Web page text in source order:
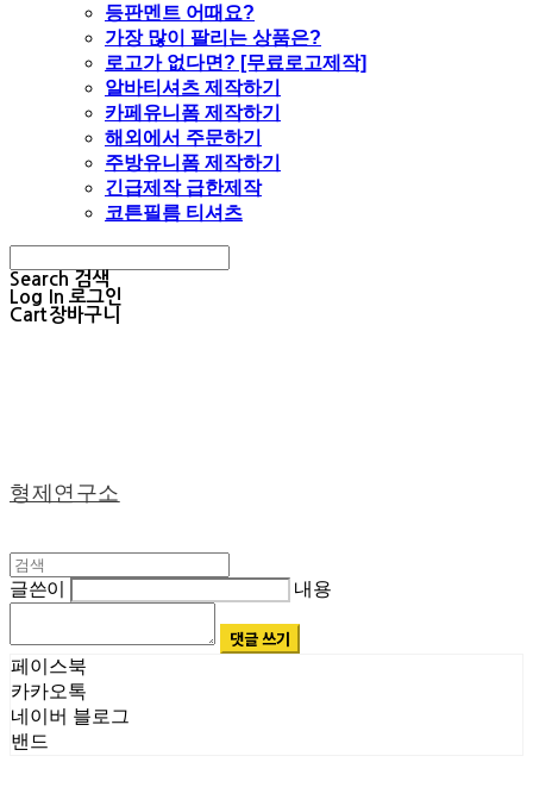
등판멘트 어때요?
가장 많이 팔리는 상품은?
로고가 없다면? [무료로고제작]
알바티셔츠 제작하기
카페유니폼 제작하기
해외에서 주문하기
주방유니폼 제작하기
긴급제작 급한제작
코튼필름 티셔츠
Search 검색
Log In 로그인
Cart장바구니
형제연구소
글쓴이 내용
댓글 쓰기
페이스북
카카오톡
네이버 블로그
밴드